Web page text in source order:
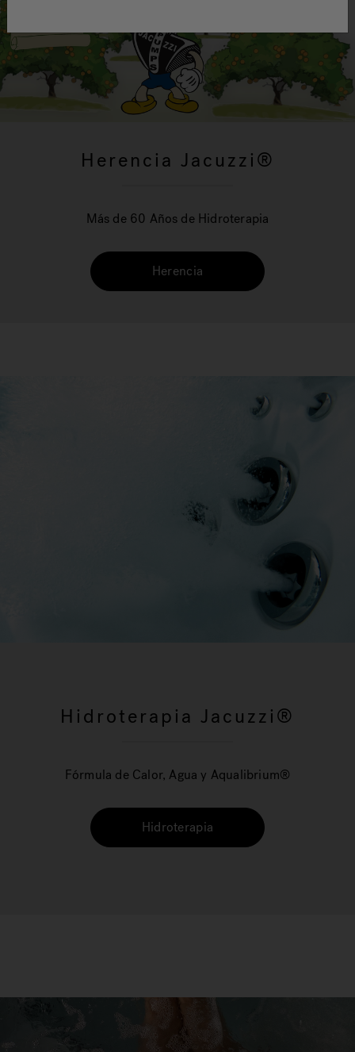
Herencia Jacuzzi®
Más de 60 Años de Hidroterapia
Herencia
Hidroterapia Jacuzzi®
Fórmula de Calor, Agua y Aqualibrium®
Hidroterapia